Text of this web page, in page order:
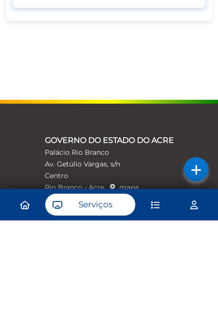
Serviços
GOVERNO DO ESTADO DO ACRE
Palácio Rio Branco
Av. Getúlio Vargas, s/n
Centro
Rio Branco - Acre
mapa
69900-100